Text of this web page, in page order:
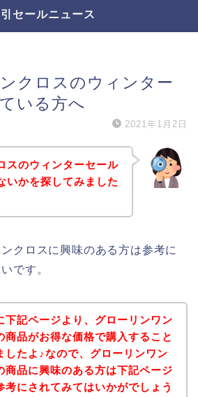
セールニュース
クロスのウィンター
いる方へ
2021年1月2日
スのウィンターセール
いかを探してみました
クロスに興味のある方は参考に
です。
下記ページより、グローリンワン
商品がお得な価格で購入すること
したよ♪なので、グローリンワン
商品に興味のある方は下記ページ
考にされてみてはいかがでしょう